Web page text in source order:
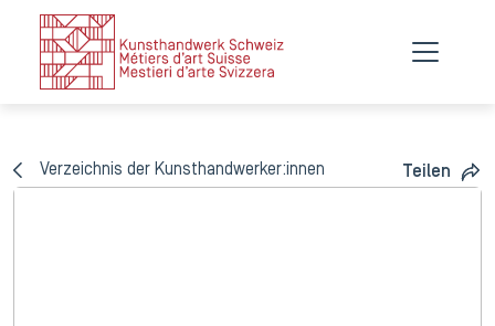
Verzeichnis der Kunsthandwerker:innen Teilen